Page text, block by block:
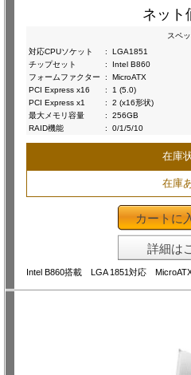
ネット
スペ
対応CPUソケット
:
LGA1851
チップセット
:
Intel B860
フォームファクター
:
MicroATX
PCI Express x16
:
1 (5.0)
PCI Express x1
:
2 (x16形状)
最大メモリ容量
:
256GB
RAID機能
: 0/1/5/10
在庫
在庫
カートに
詳細は
Intel B860搭載 LGA 1851対応